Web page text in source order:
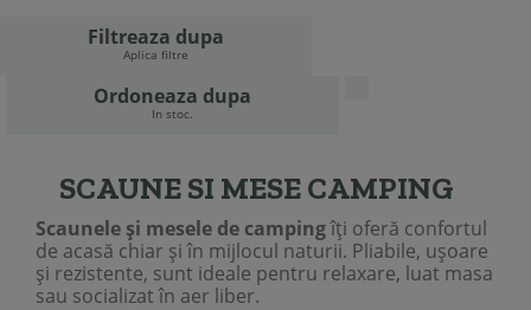
Filtreaza dupa
Aplica filtre
Ordoneaza dupa
In stoc.
SCAUNE SI MESE CAMPING
Scaunele și mesele de campingîți oferă confortul
de acasă chiar și în mijlocul naturii. Pliabile, ușoare
și rezistente, sunt ideale pentru relaxare, luat masa
sau socializat în aer liber.